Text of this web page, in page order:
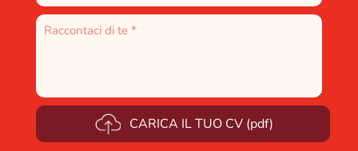
CARICA IL TUO CV (pdf)